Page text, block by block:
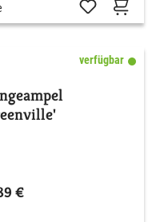
verfügbar
€